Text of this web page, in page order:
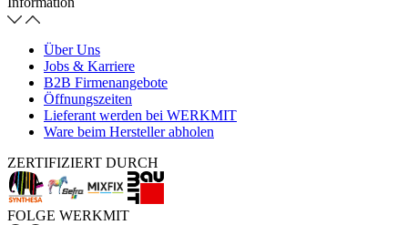
Über Uns
Jobs & Karriere
B2B Firmenangebote
Öffnungszeiten
Lieferant werden bei WERKMIT
Ware beim Hersteller abholen
ZERTIFIZIERT DURCH
FOLGE WERKMIT